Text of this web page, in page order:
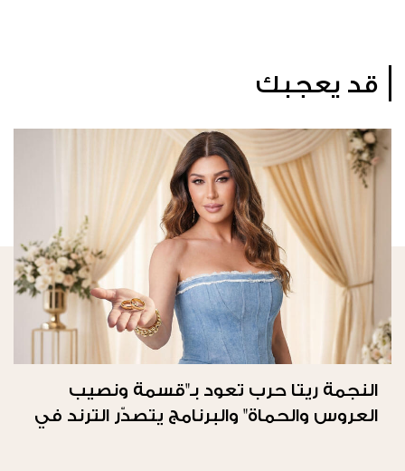
قد يعجبك
النجمة ريتا حرب تعود بـ"قسمة ونصيب
العروس والحماة" والبرنامج يتصدّر الترند في